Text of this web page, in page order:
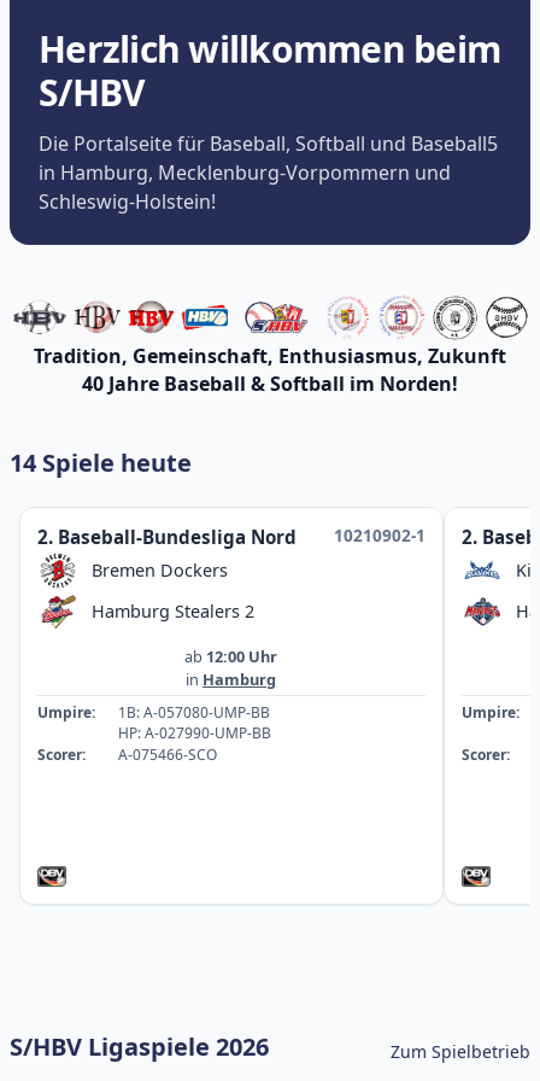
Herzlich willkommen beim
S/HBV
Die Portalseite für Baseball, Softball und Baseball5
in Hamburg, Mecklenburg-Vorpommern und
Schleswig-Holstein!
Tradition, Gemeinschaft, Enthusiasmus, Zukunft
40 Jahre Baseball & Softball im Norden!
14 Spiele heute
2. Baseball-Bundesliga Nord
10210902-1
Bremen Dockers
Hamburg Stealers 2
ab 12:00 Uhr
in Hamburg
Umpire:
1B: A-057080-UMP-BB
HP: A-027990-UMP-BB
Scorer:
A-075466-SCO
2.
Umpire:
Scorer:
S/HBV Ligaspiele 2026 Zum Spielbetrieb